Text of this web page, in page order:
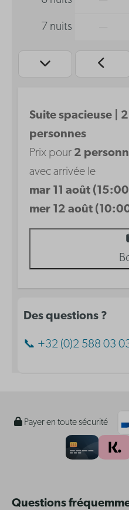
7 nuits
Suite spacieuse | 2
personnes
Prix pour 2
avec arrivée le
mar 11 août
mer 12 août
Des questions ?
📞 +32 (0)2 588 03
Payer en toute sécurité
Questions